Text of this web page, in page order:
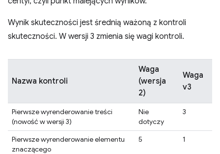
Wynik skuteczności jest średnią ważoną z kontroli
skuteczności. W wersji 3 zmienia się wagi kontroli.
Nazwa kontroli
Waga
(wersja
2)
Waga
v3
Pierwsze wyrenderowanie treści
(nowość w wersji 3)
Nie
dotyczy
3
Pierwsze wyrenderowanie elementu
znaczącego
5 1